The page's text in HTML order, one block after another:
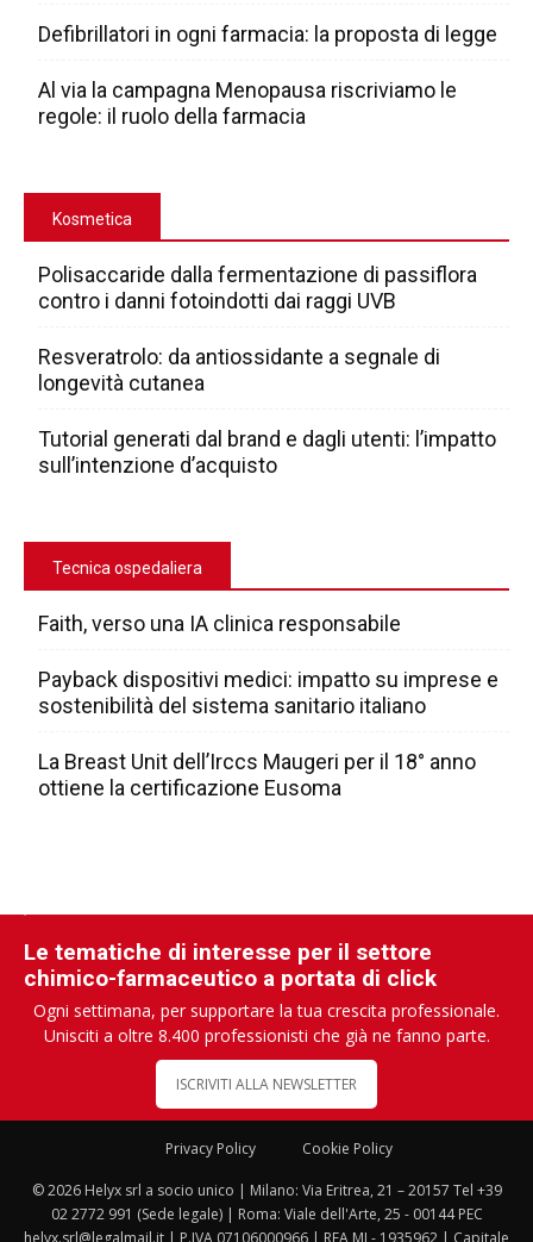
Defibrillatori in ogni farmacia: la proposta di legge
Al via la campagna Menopausa riscriviamo le
regole: il ruolo della farmacia
Kosmetica
Polisaccaride dalla fermentazione di passiflora
contro i danni fotoindotti dai raggi UVB
Resveratrolo: da antiossidante a segnale di
longevità cutanea
Tutorial generati dal brand e dagli utenti: l’impatto
sull’intenzione d’acquisto
Tecnica ospedaliera
Faith, verso una IA clinica responsabile
Payback dispositivi medici: impatto su imprese e
sostenibilità del sistema sanitario italiano
La Breast Unit dell’Irccs Maugeri per il 18° anno
ottiene la certificazione Eusoma
Le tematiche di interesse per il settore
chimico-farmaceutico a portata di click
Ogni settimana, per supportare la tua crescita professionale.
Unisciti a oltre 8.400 professionisti che già ne fanno parte.
ISCRIVITI ALLA NEWSLETTER
Privacy Policy Cookie Policy
© 2026 Helyx srl a socio unico | Milano: Via Eritrea, 21 – 20157 Tel +39
02 2772 991 (Sede legale) | Roma: Viale dell'Arte, 25 - 00144 PEC
helyx.srl@legalmail.it | P.IVA 07106000966 | REA MI - 1935962 | Capitale